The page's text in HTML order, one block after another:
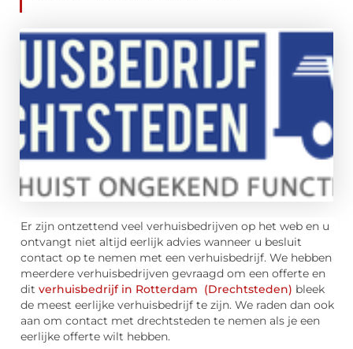
Er zijn ontzettend veel verhuisbedrijven op het web en u
ontvangt niet altijd eerlijk advies wanneer u besluit
contact op te nemen met een verhuisbedrijf. We hebben
meerdere verhuisbedrijven gevraagd om een offerte en
dit verhuisbedrijf in Rotterdam (Drechtsteden) bleek
de meest eerlijke verhuisbedrijf te zijn. We raden dan ook
aan om contact met drechtsteden te nemen als je een
eerlijke offerte wilt hebben.